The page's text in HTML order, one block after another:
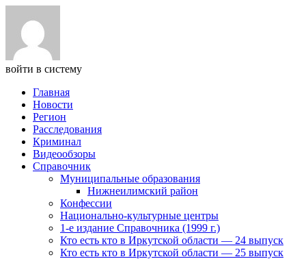
войти в систему
Главная
Новости
Регион
Расследования
Криминал
Видеообзоры
Справочник
Муниципальные образования
Нижнеилимский район
Конфессии
Национально-культурные центры
1-е издание Справочника (1999 г.)
Кто есть кто в Иркутской области — 24 выпуск
Кто есть кто в Иркутской области — 25 выпуск